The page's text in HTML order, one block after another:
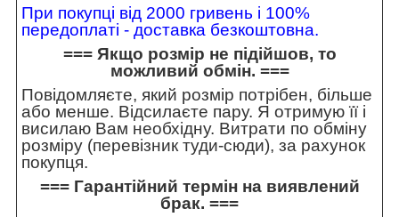
При покупці від 2000 гривень і 100%
передоплаті - доставка безкоштовна.
=== Якщо розмір не підійшов, то
можливий обмін. ===
Повідомляєте, який розмір потрібен, більше
або менше. Відсилаєте пару. Я отримую її і
висилаю Вам необхідну. Витрати по обміну
розміру (перевізник туди-сюди), за рахунок
покупця.
=== Гарантійний термін на виявлений
брак. ===